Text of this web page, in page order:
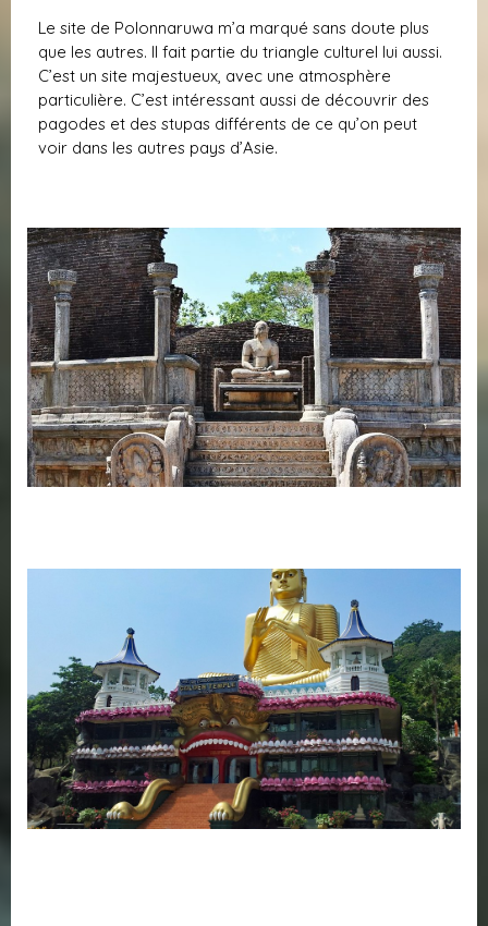
Le site de Polonnaruwa m’a marqué sans doute plus
que les autres. Il fait partie du triangle culturel lui aussi.
C’est un site majestueux, avec une atmosphère
particulière. C’est intéressant aussi de découvrir des
pagodes et des stupas différents de ce qu’on peut
voir dans les autres pays d’Asie.